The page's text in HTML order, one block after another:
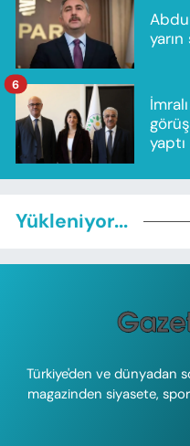
yarın
yaptı
6
Yükleniyor...
Türkiye'den ve dünyadan
magazinden siyasete,